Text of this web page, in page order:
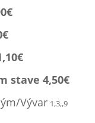
0€
stave 4,50€
Vývar 1,3,,9